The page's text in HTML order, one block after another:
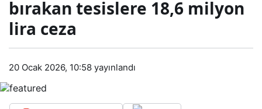
bırakan tesislere 18,6 milyon
lira ceza
20 Ocak 2026, 10:58 yayınlandı
Teki
ğ’da
0 PAYLAŞ